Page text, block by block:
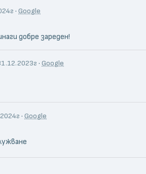
· Google
добре зареден!
· Google
· Google